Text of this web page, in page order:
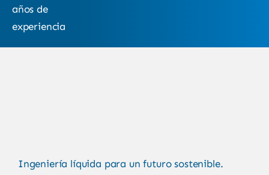
años de
experiencia
Ingeniería líquida para un futuro sostenible.